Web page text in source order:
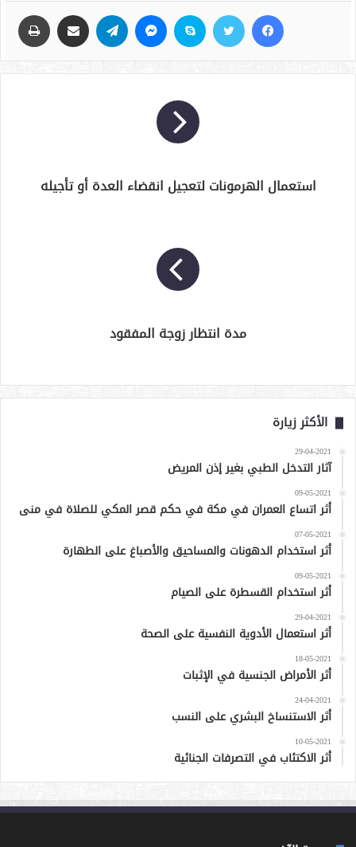
استعمال الهرمونات لتعجيل انقضاء العدة أو تأجيله
مدة انتظار زوجة المفقود
الأكثر زيارة
29-04-2021
آثار التدخل الطبي بغير إذن المريض
09-05-2021
أثر اتساع العمران في مكة في حكم قصر المكي للصلاة في منى
07-05-2021
أثر استخدام الدهونات والمساحيق والأصباغ على الطهارة
09-05-2021
أثر استخدام القسطرة على الصيام
29-04-2021
أثر استعمال الأدوية النفسية على الصحة
18-05-2021
أثر الأمراض الجنسية في الإثبات
24-04-2021
أثر الاستنساخ البشري على النسب
10-05-2021
أثر الاكتئاب في التصرفات الجنائية